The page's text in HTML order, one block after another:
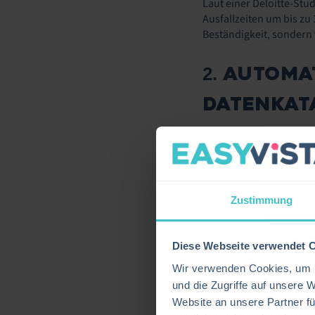
Zustimmung
Diese Webseite verwendet
Wir verwenden Cookies,
und die Zugriffe auf unsere
Website an unsere Partner
Laut einer Deloitte-
Ausfallzeiten um bis
Beständigkeit,
2.
Einer der kritischsten
einen gefährlichen
Künstliche Intelligenz
Dokumente
Ein gutes Beispiel hält
Geräte oder
3.KI FÜR